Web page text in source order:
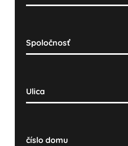
Spoločnosť
Ulica
číslo domu